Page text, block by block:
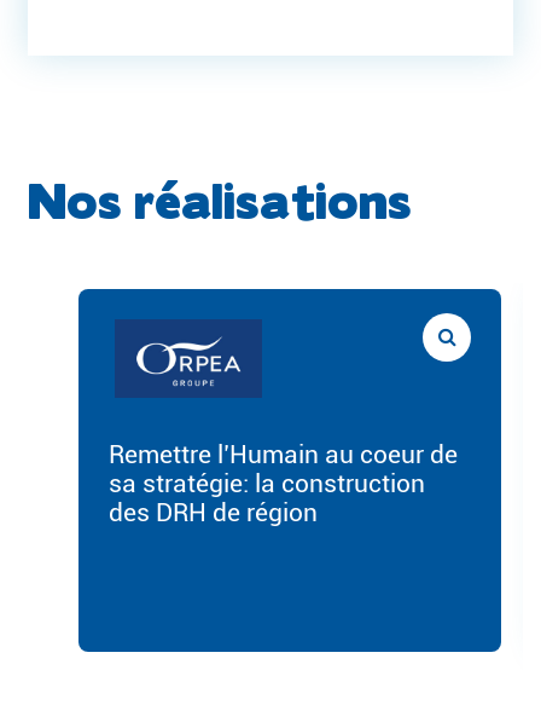
Nos réalisations
Remettre l’Humain au coeur de
sa stratégie: la construction
des DRH de région